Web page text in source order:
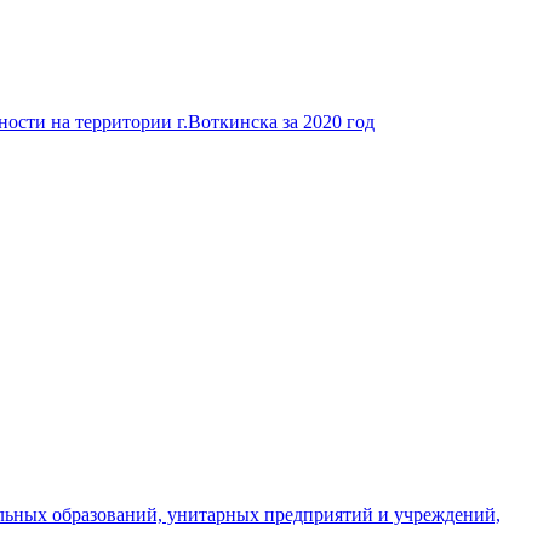
на территории г.Воткинска за 2020 год
образований, унитарных предприятий и учреждений,